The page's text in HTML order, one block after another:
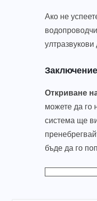
Ако не
ултразвукови
Заключение
Откриване
можете да го
система ще
бъде да го
3